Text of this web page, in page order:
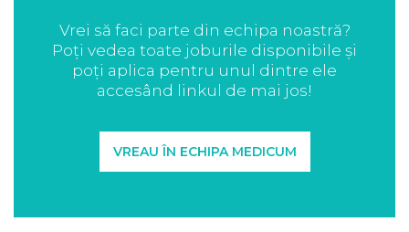
Vrei să faci parte din echipa noastră?
Poți vedea toate joburile disponibile și
poți aplica pentru unul dintre ele
accesând linkul de mai jos!
VREAU ÎN ECHIPA MEDICUM